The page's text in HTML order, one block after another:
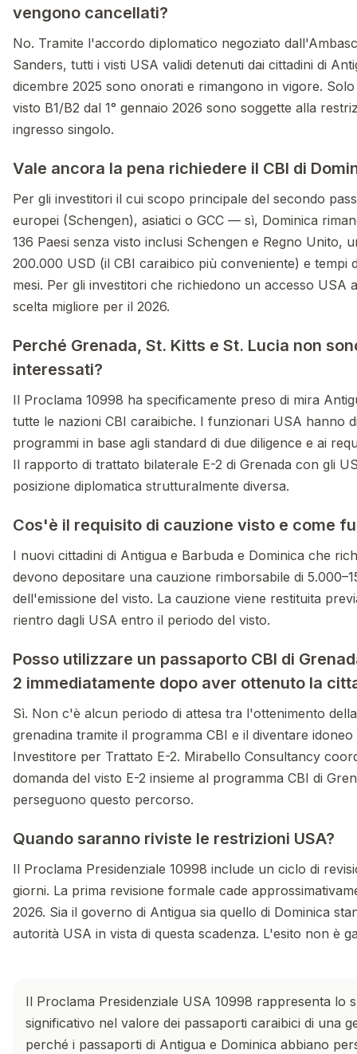
vengono cancellati?
No. Tramite l'accordo diplomatico negoziato
Sanders, tutti i visti USA validi detenuti dai cittadini di
dicembre 2025 sono onorati e rimangono in vigore.
visto B1/B2 dal 1° gennaio 2026 sono soggette alla
ingresso singolo.
Vale ancora la pena richiedere il CBI di
Per gli investitori il cui scopo principale del secondo
europei (Schengen), asiatici o GCC — sì, Dominica
136 Paesi senza visto inclusi Schengen e Regno Unito,
200.000 USD (il CBI caraibico più conveniente) e tempi
mesi. Per gli investitori che richiedono un accesso USA
scelta migliore per il 2026.
Perché Grenada, St. Kitts e St. Lucia non
interessati?
Il Proclama 10998 ha specificamente preso di mira
tutte le nazioni CBI caraibiche. I funzionari USA hanno
programmi in base agli standard di due diligence e ai
Il rapporto di trattato bilaterale E-2 di Grenada con gli
posizione diplomatica strutturalmente diversa.
Cos'è il requisito di cauzione visto e come
I nuovi cittadini di Antigua e Barbuda e Dominica che
devono depositare una cauzione rimborsabile di
dell'emissione del visto. La cauzione viene restituita
rientro dagli USA entro il periodo del visto.
Posso utilizzare un passaporto CBI di
2 immediatamente dopo aver ottenuto la
Sì. Non c'è alcun periodo di attesa tra l'ottenimento
grenadina tramite il programma CBI e il diventare
Investitore per Trattato E-2. Mirabello Consultancy
domanda del visto E-2 insieme al programma CBI di
perseguono questo percorso.
Quando saranno riviste le restrizioni USA?
Il Proclama Presidenziale 10998 include un ciclo di
giorni. La prima revisione formale cade
2026. Sia il governo di Antigua sia quello di Dominica
autorità USA in vista di questa scadenza. L'esito non è
Il Proclama Presidenziale USA 10998 rappresenta lo
significativo nel valore dei passaporti caraibici di una
perché i passaporti di Antigua e Dominica abbiano